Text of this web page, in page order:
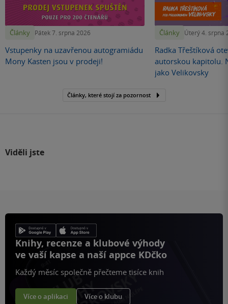
Články Pátek 7. srpna 2026
Vstupenky na uzavřenou autogramiádu
Mony Kasten jsou v prodeji!
Články Úterý 4. srpna
Radka Třeštíková
autorskou kapitolu.
jako Velikovsky
Články, které stojí za pozornost
Viděli jste
Knihy, recenze a klubové výhody
ve vaší kapse a naší appce KDčko
Každý měsíc společně přečteme tisíce knih
Více o aplikaci Více o klubu